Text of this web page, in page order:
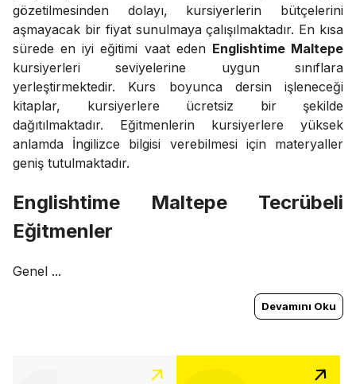
gözetilmesinden dolayı, kursiyerlerin bütçelerini
aşmayacak bir fiyat sunulmaya çalışılmaktadır. En kısa
sürede en iyi eğitimi vaat eden Englishtime Maltepe
kursiyerleri seviyelerine uygun sınıflara
yerleştirmektedir. Kurs boyunca dersin işleneceği
kitaplar, kursiyerlere ücretsiz bir şekilde
dağıtılmaktadır. Eğitmenlerin kursiyerlere yüksek
anlamda İngilizce bilgisi verebilmesi için materyaller
geniş tutulmaktadır.
Englishtime Maltepe Tecrübeli
Eğitmenler
Genel ...
Devamını Oku